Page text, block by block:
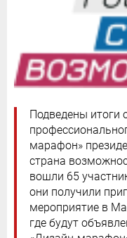
Подведены итоги
марафон»
страна
вошли 65
они получили
мероприятие в
где будут